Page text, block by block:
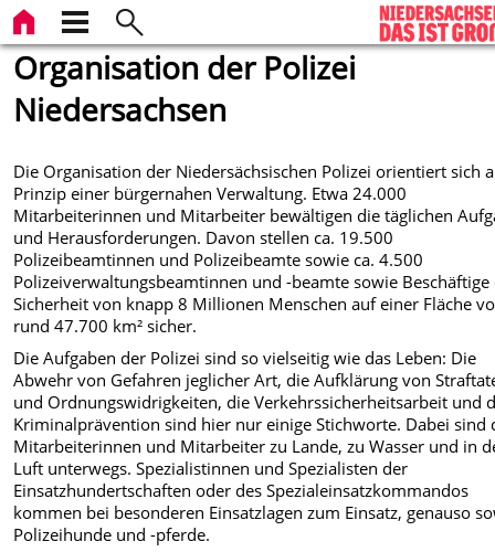
Organisation der Polizei
Niedersachsen
Die Organisation der Niedersächsischen Polizei orientiert sich
Prinzip einer bürgernahen Verwaltung. Etwa 24.000
Mitarbeiterinnen und Mitarbeiter bewältigen die täglichen
und Herausforderungen. Davon stellen ca. 19.500
Polizeibeamtinnen und Polizeibeamte sowie ca. 4.500
Polizeiverwaltungsbeamtinnen und -beamte sowie Beschäftige
Sicherheit von knapp 8 Millionen Menschen auf einer Fläche
rund 47.700 km² sicher.
Die Aufgaben der Polizei sind so vielseitig wie das Leben: Die
Abwehr von Gefahren jeglicher Art, die Aufklärung von
und Ordnungswidrigkeiten, die Verkehrssicherheitsarbeit und
Kriminalprävention sind hier nur einige Stichworte. Dabei sind
Mitarbeiterinnen und Mitarbeiter zu Lande, zu Wasser und in
Luft unterwegs. Spezialistinnen und Spezialisten der
Einsatzhundertschaften oder des Spezialeinsatzkommandos
kommen bei besonderen Einsatzlagen zum Einsatz, genauso
Polizeihunde und -pferde.